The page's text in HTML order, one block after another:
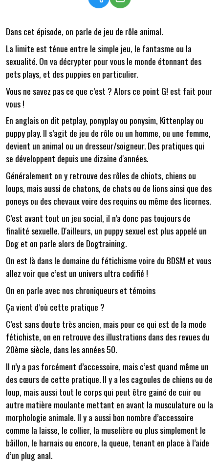
Dans cet épisode, on parle de jeu de rôle animal.
La limite est ténue entre le simple jeu, le fantasme ou la
sexualité. On va décrypter pour vous le monde étonnant des
pets plays, et des puppies en particulier.
Vous ne savez pas ce que c’est ? Alors ce point G! est fait pour
vous !
En anglais on dit petplay, ponyplay ou ponysim, Kittenplay ou
puppy play. Il s’agit de jeu de rôle ou un homme, ou une femme,
devient un animal ou un dresseur/soigneur. Des pratiques qui
se développent depuis une dizaine d'années.
Généralement on y retrouve des rôles de chiots, chiens ou
loups, mais aussi de chatons, de chats ou de lions ainsi que des
poneys ou des chevaux voire des requins ou même des licornes.
C’est avant tout un jeu social, il n’a donc pas toujours de
finalité sexuelle. D'ailleurs, un puppy sexuel est plus appelé un
Dog et on parle alors de Dogtraining.
On est là dans le domaine du fétichisme voire du BDSM et vous
allez voir que c’est un univers ultra codifié !
On en parle avec nos chroniqueurs et témoins
Ça vient d’où cette pratique ?
C’est sans doute très ancien, mais pour ce qui est de la mode
fétichiste, on en retrouve des illustrations dans des revues du
20ème siècle, dans les années 50.
Il n’y a pas forcément d’accessoire, mais c’est quand même un
des cœurs de cette pratique. Il y a les cagoules de chiens ou de
loup, mais aussi tout le corps qui peut être gainé de cuir ou
autre matière moulante mettant en avant la musculature ou la
morphologie animale. Il y a aussi bon nombre d’accessoire
comme la laisse, le collier, la muselière ou plus simplement le
bâillon, le harnais ou encore, la queue, tenant en place à l’aide
d’un plug anal.